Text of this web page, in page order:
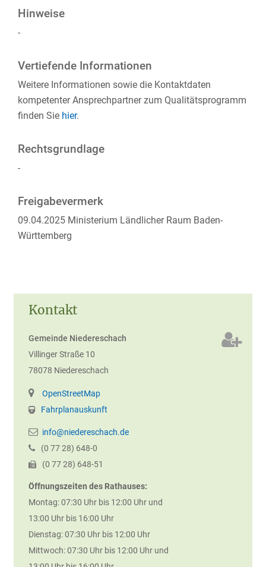
Kontakt
Gemeinde Niedereschach
Villinger Straße 10
78078 Niedereschach
OpenStreetMap
Fahrplanauskunft
info@niedereschach.de
(0 7728) 648-0
(0 7728) 648-51
Öffnungszeiten des Rathauses:
Montag: 07:30 Uhr bis 12:00 Uhr und
13:00 Uhr bis 16:00 Uhr
Dienstag: 07:30 Uhr bis 12:00 Uhr
Mittwoch: 07:30 Uhr bis 12:00 Uhr und
Hinweise
-
Vertiefende Informationen
Weitere Informationen sowie die Kontaktdaten
kompetenter Ansprechpartner zum Qualitätsprogramm
finden Sie hier.
Rechtsgrundlage
-
Freigabevermerk
09.04.2025 Ministerium Ländlicher Raum Baden-
Württemberg